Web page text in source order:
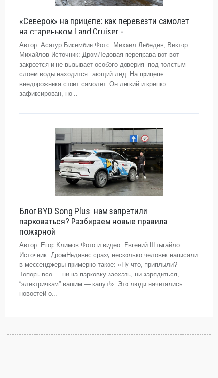
«Северок» на прицепе: как перевезти самолет
на стареньком Land Cruiser -
Автор: Асатур Бисембин Фото: Михаил Лебедев, Виктор
Михайлов Источник: ДромЛедовая переправа вот-вот
закроется и не вызывает особого доверия: под толстым
слоем воды находится тающий лед. На прицепе
внедорожника стоит самолет. Он легкий и крепко
зафиксирован, но...
Блог BYD Song Plus: нам запретили
парковаться? Разбираем новые правила
пожарной
Автор: Егор Климов Фото и видео: Евгений Штыгайло
Источник: ДромНедавно сразу несколько человек написали
в мессенджеры примерно такое: «Ну что, приплыли?
Теперь все — ни на парковку заехать, ни зарядиться,
“электричкам” вашим — капут!». Это люди начитались
новостей о...